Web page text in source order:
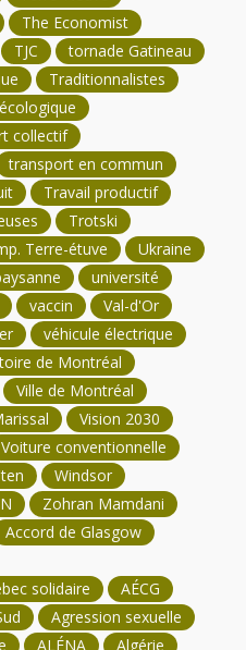
The Economist
TJC
tornade Gatineau
Traditionnalistes
collectif
transport en commun
Travail productif
Trotski
Terre-étuve
Ukraine
université
vaccin
Val-d'Or
véhicule électrique
de Montréal
Ville de Montréal
Vision 2030
Voiture conventionnelle
Windsor
Zohran Mamdani
Accord de Glasgow
solidaire
AÉCG
Agression sexuelle
ALÉNA Algérie